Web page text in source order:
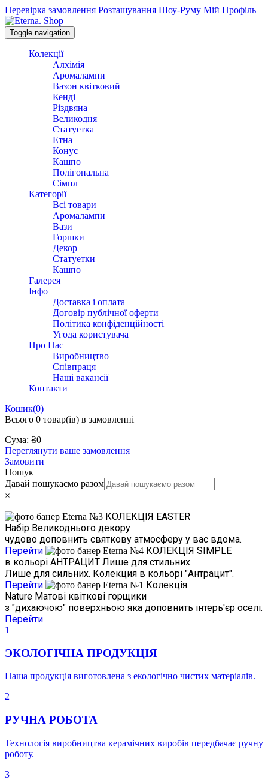
Перевірка замовлення Розташування Шоу-Руму Мій Профіль
Toggle navigation
Колекції
Алхімія
Аромалампи
Вазон квітковий
Кенді
Різдвяна
Великодня
Статуетка
Етна
Конус
Кашпо
Полігональна
Сімпл
Категорії
Всі товари
Аромалампи
Вази
Горшки
Декор
Статуетки
Кашпо
Галерея
Інфо
Доставка і оплата
Договір публічної оферти
Політика конфіденційності
Угода користувача
Про Нас
Виробництво
Співпраця
Наші вакансії
Контакти
Кошик(0)
Всього 0 товар(ів) в замовленні
Сума: ₴0
Переглянути ваше замовлення
Замовити
Пошук
Давай пошукаємо разом
×
КОЛЕКЦІЯ EASTER
Набір Великоднього декору
чудово доповнить святкову атмосферу у вас вдома.
Перейти
КОЛЕКЦІЯ SIMPLE
в кольорі АНТРАЦИТ Лише для стильних.
Лише для сильних. Колекция в кольорі "Антрацит".
Перейти
Колекція
Nature Матові квіткові горщики
з "дихаючою" поверхньою яка доповнить інтерь'єр оселі.
Перейти
1
ЭКОЛОГІЧНА ПРОДУКЦІЯ
Наша продукція виготовлена з екологічно чистих матеріалів.
2
РУЧНА РОБОТА
Технологія виробництва керамічних виробів передбачає ручну
роботу.
3